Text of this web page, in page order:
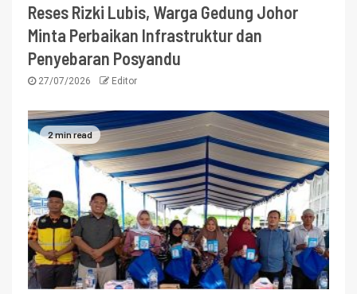
Reses Rizki Lubis, Warga Gedung Johor
Minta Perbaikan Infrastruktur dan
Penyebaran Posyandu
27/07/2026 Editor
2 min read